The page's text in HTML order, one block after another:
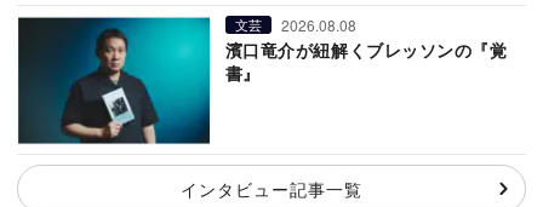
文芸 2026.08.08
濱口竜介が紐解くブレッソンの『覚
書』
インタビュー記事一覧